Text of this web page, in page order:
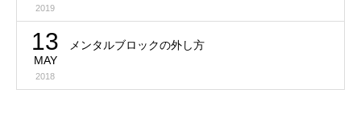
2019
13
MAY
2018
メンタルブロックの外し方